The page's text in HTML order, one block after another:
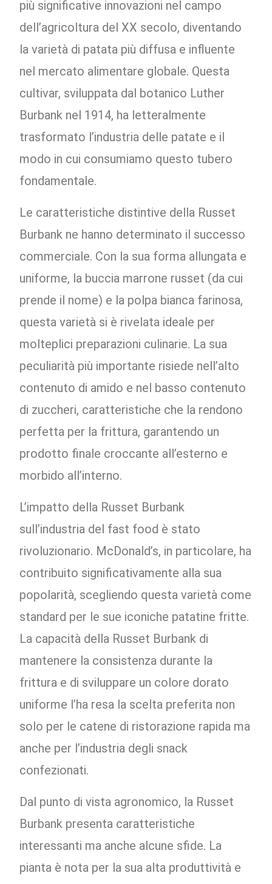
più significative innovazioni nel campo
dell’agricoltura del XX secolo, diventando
la varietà di patata più diffusa e influente
nel mercato alimentare globale. Questa
cultivar, sviluppata dal botanico Luther
Burbank nel 1914, ha letteralmente
trasformato l’industria delle patate e il
modo in cui consumiamo questo tubero
fondamentale.
Le caratteristiche distintive della Russet
Burbank ne hanno determinato il successo
commerciale. Con la sua forma allungata e
uniforme, la buccia marrone russet (da cui
prende il nome) e la polpa bianca farinosa,
questa varietà si è rivelata ideale per
molteplici preparazioni culinarie. La sua
peculiarità più importante risiede nell’alto
contenuto di amido e nel basso contenuto
di zuccheri, caratteristiche che la rendono
perfetta per la frittura, garantendo un
prodotto finale croccante all’esterno e
morbido all’interno.
L’impatto della Russet Burbank
sull’industria del fast food è stato
rivoluzionario. McDonald’s, in particolare, ha
contribuito significativamente alla sua
popolarità, scegliendo questa varietà come
standard per le sue iconiche patatine fritte.
La capacità della Russet Burbank di
mantenere la consistenza durante la
frittura e di sviluppare un colore dorato
uniforme l’ha resa la scelta preferita non
solo per le catene di ristorazione rapida ma
anche per l’industria degli snack
confezionati.
Dal punto di vista agronomico, la Russet
Burbank presenta caratteristiche
interessanti ma anche alcune sfide. La
pianta è nota per la sua alta produttività e